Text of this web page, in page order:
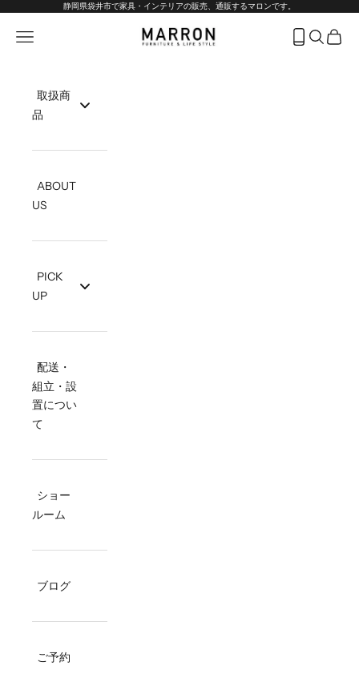
コンテンツへスキップ静岡県袋井市で家具・インテリアの販売、通販するマロンです。
marron-interior
メニューを開く フリーダイ
検索を開
カー
取扱商
品
ABOUT
US
PICK
UP
配送・
組立・設
置につい
て
ショー
ルーム
ブログ
ご予約